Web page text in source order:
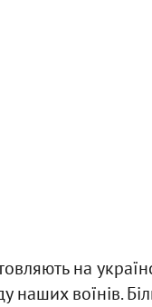
на
наших воїнів.